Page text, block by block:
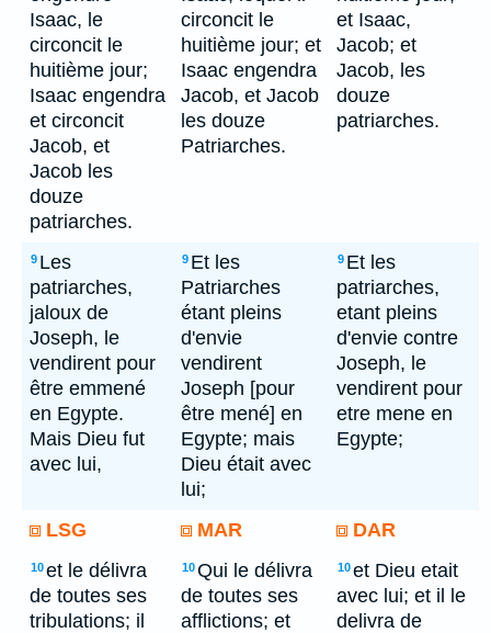
Isaac, le
circoncit le
huitième jour;
Isaac engendra
et circoncit
Jacob, et
Jacob les
douze
patriarches.
circoncit le
huitième jour; et
Isaac engendra
Jacob, et Jacob
les douze
Patriarches.
et Isaac,
Jacob; et
Jacob, les
douze
patriarches.
9 Les
patriarches,
jaloux de
Joseph, le
vendirent pour
être emmené
en Egypte.
Mais Dieu fut
avec lui,
9 Et les
Patriarches
étant pleins
d'envie
vendirent
Joseph [pour
être mené] en
Egypte; mais
Dieu était avec
lui;
9 Et les
patriarches,
etant pleins
d'envie contre
Joseph, le
vendirent pour
etre mene en
Egypte;
LSG MAR DAR
10et le délivra
de toutes ses
tribulations; il
10Qui le délivra
de toutes ses
afflictions; et
10et Dieu etait
avec lui; et il le
delivra de